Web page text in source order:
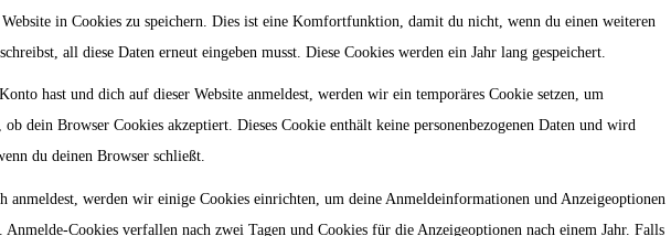
Website in Cookies zu speichern. Dies ist eine Komfortfunktion, damit du nicht, wenn du einen weiteren
all diese Daten erneut eingeben musst. Diese Cookies werden ein Jahr lang gespeichert.
hast und dich auf dieser Website anmeldest, werden wir ein temporäres Cookie setzen, um
ob dein Browser Cookies akzeptiert. Dieses Cookie enthält keine personenbezogenen Daten und wird
du deinen Browser schließt.
anmeldest, werden wir einige Cookies einrichten, um deine Anmeldeinformationen und Anzeigeoptionen
Anmelde-Cookies verfallen nach zwei Tagen und Cookies für die Anzeigeoptionen nach einem Jahr. Falls